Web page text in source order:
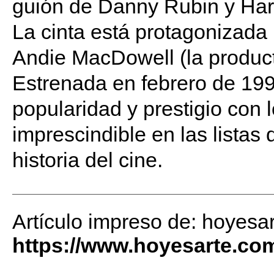
guión de Danny Rubin y
La cinta está
Andie MacDowell (la
Estrenada en febrero de
popularidad y prestigio con
imprescindible en las listas
historia del cine.
Artículo impreso de:
https://